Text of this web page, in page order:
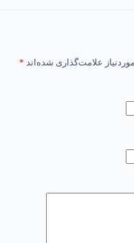
علامت‌گذاری شده‌اند *